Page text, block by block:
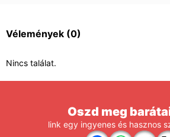
Vélemények (0)
Nincs találat.
Oszd meg
link egy ingyenes és hasznos